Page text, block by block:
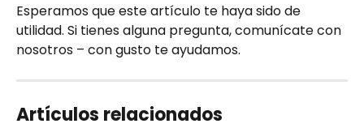
Esperamos que este artículo te haya sido de
utilidad. Si tienes alguna pregunta, comunícate con
nosotros – con gusto te ayudamos.
Artículos relacionados